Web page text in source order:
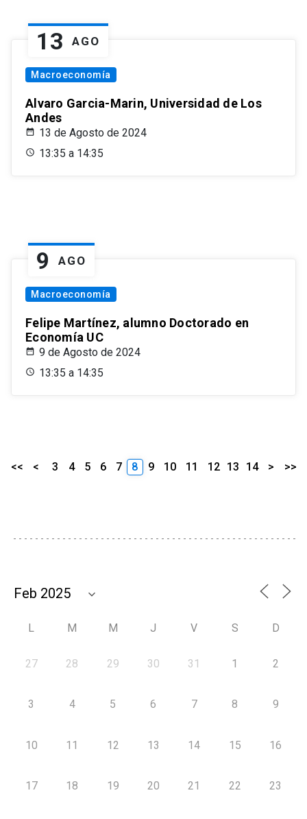
13 AGO
Macroeconomía
Alvaro Garcia-Marin, Universidad de Los
Andes
13 de Agosto de 2024
13:35 a 14:35
9 AGO
Macroeconomía
Felipe Martínez, alumno Doctorado en
Economía UC
9 de Agosto de 2024
13:35 a 14:35
<< < 3 4 5 6 7 8 9 10 11 12 13 14 > >>
L M M J V S D
27 28 29 30 31 1 2
3 4 5 6 7 8 9
10 11 12 13 14 15 16
17 18 19 20 21 22 23